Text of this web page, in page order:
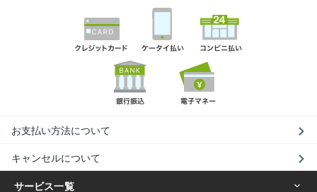
お支払い方法について
キャンセルについて